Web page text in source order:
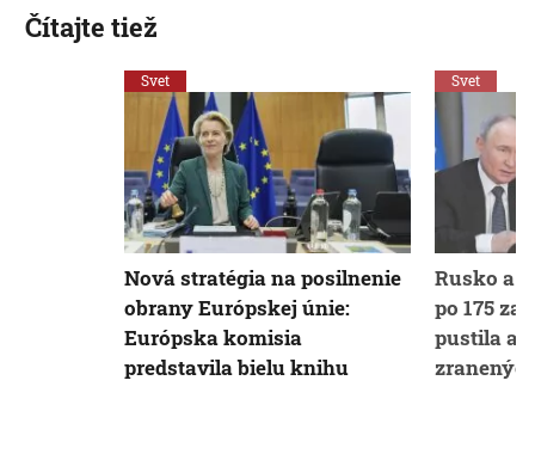
Čítajte tiež
Svet
Nová stratégia na posilnenie
obrany Európskej únie:
Európska komisia
predstavila bielu knihu
Svet
Rusko a
po 175
pustila aj